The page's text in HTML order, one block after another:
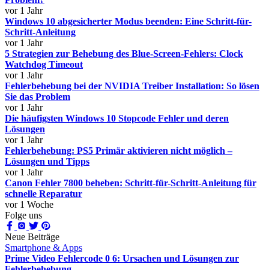
vor 1 Jahr
Windows 10 abgesicherter Modus beenden: Eine Schritt-für-
Schritt-Anleitung
vor 1 Jahr
5 Strategien zur Behebung des Blue-Screen-Fehlers: Clock
Watchdog Timeout
vor 1 Jahr
Fehlerbehebung bei der NVIDIA Treiber Installation: So lösen
Sie das Problem
vor 1 Jahr
Die häufigsten Windows 10 Stopcode Fehler und deren
Lösungen
vor 1 Jahr
Fehlerbehebung: PS5 Primär aktivieren nicht möglich –
Lösungen und Tipps
vor 1 Jahr
Canon Fehler 7800 beheben: Schritt-für-Schritt-Anleitung für
schnelle Reparatur
vor 1 Woche
Folge uns
Neue Beiträge
Smartphone & Apps
Prime Video Fehlercode 0 6: Ursachen und Lösungen zur